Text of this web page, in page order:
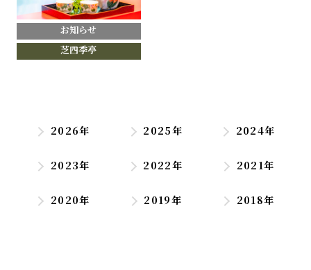
お知らせ
芝四季亭
2026年 2025年 2024年
2023年 2022年 2021年
2020年 2019年 2018年